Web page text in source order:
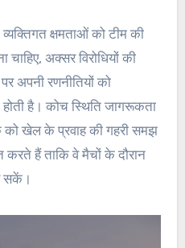
क्षमताओं को टीम की
अक्सर विरोधियों की
अपनी रणनीतियों को
है। कोच स्थिति जागरूकता
खेल के प्रवाह की गहरी समझ
करते हैं ताकि वे मैचों के दौरान
सकें।